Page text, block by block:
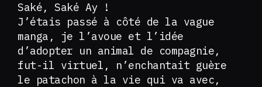
Saké, Saké Ay !
J’étais passé à côté de la vague
manga, je l’avoue et l’idée
d’adopter un animal de compagnie,
fut-il virtuel, n’enchantait guère
le patachon à la vie qui va avec,